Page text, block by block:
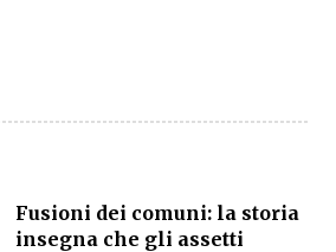
Fusioni dei comuni: la storia
insegna che gli assetti